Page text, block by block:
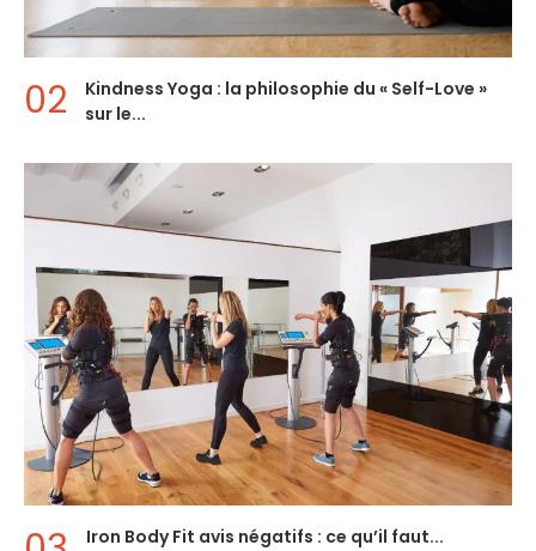
Kindness Yoga : la philosophie du « Self-Love »
sur le...
Iron Body Fit avis négatifs : ce qu’il faut...